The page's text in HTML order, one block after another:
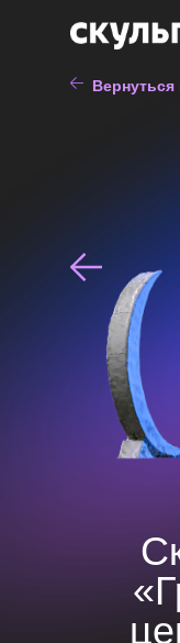
Вернуться